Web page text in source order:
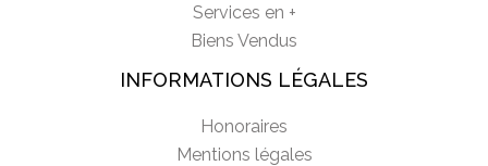
Services en +
Biens Vendus
INFORMATIONS LÉGALES
Honoraires
Mentions légales